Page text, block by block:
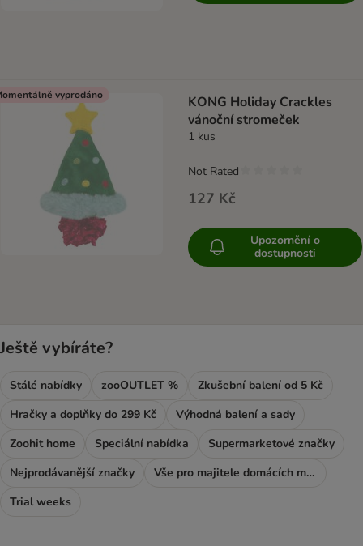
vyprodáno
KONG Holiday Crackles
vánoční stromeček
1 kus
127 Kč
Not Rated
Upozornění o
dostupnosti
Ještě vybíráte?
Stálé nabídky zooOUTLET %
Zkušební balení od 5 Kč
Hračky a doplňky do 299 Kč
Výhodná balení a sady
Zoohit home
Speciální nabídka
Supermarketové značky
Nejprodávanější značky
Vše pro majitele domácích mazlíčků
Trial weeks